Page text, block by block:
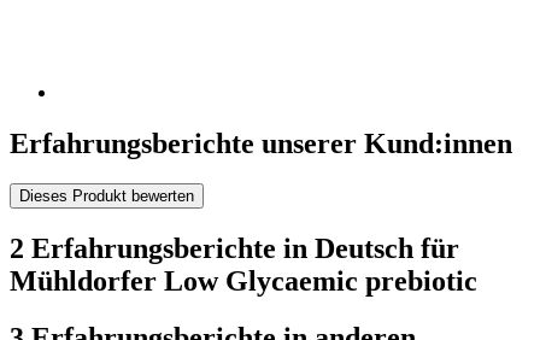
Erfahrungsberichte unserer Kund:innen
Dieses Produkt bewerten
2 Erfahrungsberichte in Deutsch für
Mühldorfer Low Glycaemic prebiotic